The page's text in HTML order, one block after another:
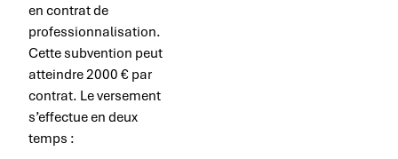
en contrat de
professionnalisation.
Cette subvention peut
atteindre 2000 € par
contrat. Le versement
s’effectue en deux
temps :